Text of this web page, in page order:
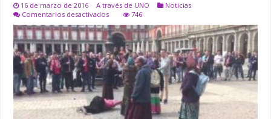
16 de marzo de 2016 A través de UNO
Noticias
Comentarios desactivadosen
¿Primer
mundo?
Hinchas
holandeses
humillan
a
mujeres
indigentes
en
una
plaza
746